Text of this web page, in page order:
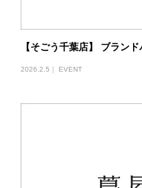
【そごう千葉店】 ブラン
2026.2.5｜ EVENT